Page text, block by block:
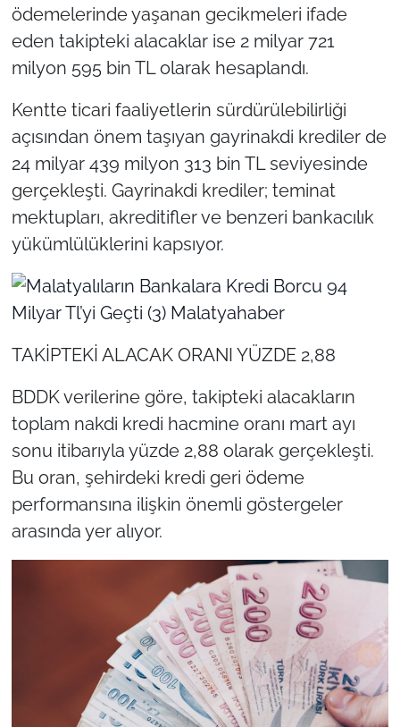
ödemelerinde yaşanan gecikmeleri ifade
eden takipteki alacaklar ise 2 milyar 721
milyon 595 bin TL olarak hesaplandı.
Kentte ticari faaliyetlerin sürdürülebilirliği
açısından önem taşıyan gayrinakdi krediler de
24 milyar 439 milyon 313 bin TL seviyesinde
gerçekleşti. Gayrinakdi krediler; teminat
mektupları, akreditifler ve benzeri bankacılık
yükümlülüklerini kapsıyor.
TAKİPTEKİ ALACAK ORANI YÜZDE 2,88
BDDK verilerine göre, takipteki alacakların
toplam nakdi kredi hacmine oranı mart ayı
sonu itibarıyla yüzde 2,88 olarak gerçekleşti.
Bu oran, şehirdeki kredi geri ödeme
performansına ilişkin önemli göstergeler
arasında yer alıyor.